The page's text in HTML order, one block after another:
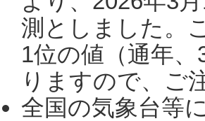
測としました。
1位の値（通年
りますので、ご
全国の気象台等